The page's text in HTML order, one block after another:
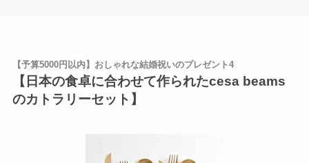
【予算5000円以内】おしゃれな結婚祝いのプレゼント4
【日本の食卓に合わせて作られたcesa beams
のカトラリーセット】